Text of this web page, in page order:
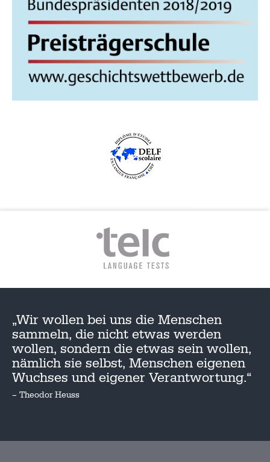
„Wir wollen bei uns die Menschen
sammeln, die nicht etwas werden
wollen, sondern die etwas sein wollen,
nämlich sie selbst, Menschen eigenen
Wuchses und eigener Verantwortung.“
– Theodor Heuss